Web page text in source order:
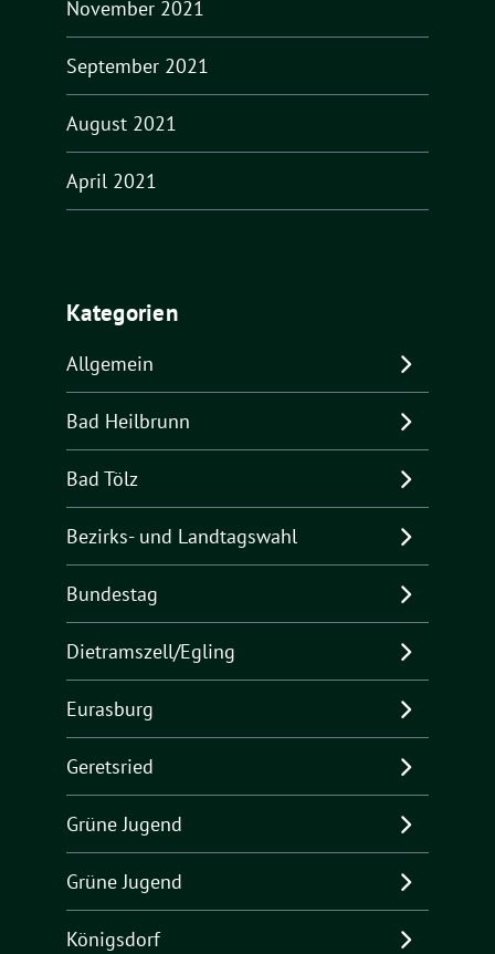
November 2021
September 2021
August 2021
April 2021
Kategorien
Allgemein
Bad Heilbrunn
Bad Tölz
Bezirks- und Landtagswahl
Bundestag
Dietramszell/Egling
Eurasburg
Geretsried
Grüne Jugend
Grüne Jugend
Königsdorf